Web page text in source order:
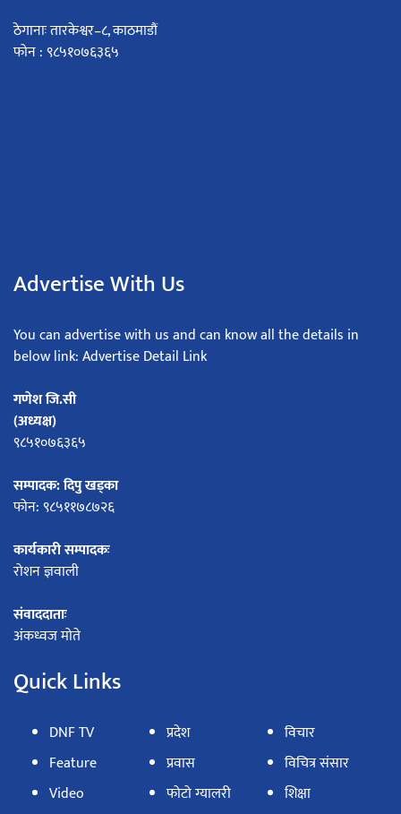
ठेगानाः तारकेश्वर–८, काठमाडौं
फोन : ९८५१०७६३६५
Advertise With Us
You can advertise with us and can know all the details in
below link: Advertise Detail Link
गणेश जि.सी
(अध्यक्ष)
९८५१०७६३६५
सम्पादक: दिपु खड्का
फोन: ९८५११७८७२६
कार्यकारी सम्पादकः
रोशन ज्ञवाली
संवाददाताः
अंकध्वज मोते
Quick Links
DNF TV
Feature
Video
प्रदेश
प्रवास
फोटो ग्यालरी
विचार
विचित्र संसार
शिक्षा